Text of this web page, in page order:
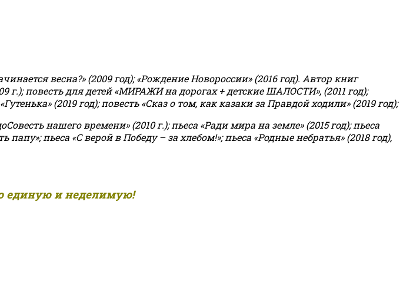
весна?» (2009 год); «Рождение Новороссии» (2016 год). Автор книг
г.); повесть для детей «МИРАЖИ на дорогах + детские ШАЛОСТИ», (2011 год);
(2019 год); повесть «Сказ о том, как казаки за Правдой ходили» (2019 год);
нашего времени» (2010 г.); пьеса «Ради мира на земле» (2015 год); пьеса
папу»; пьеса «С верой в Победу – за хлебом!»;пьеса «Родные небратья» (2018 год),
единую и неделимую!